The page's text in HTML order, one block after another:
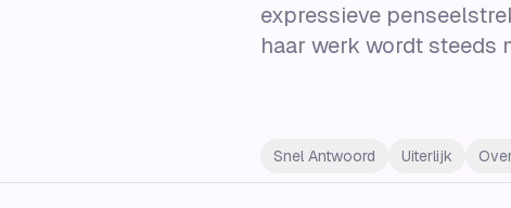
expressieve
haar werk wordt steeds
Snel Antwoord Uiterlijk